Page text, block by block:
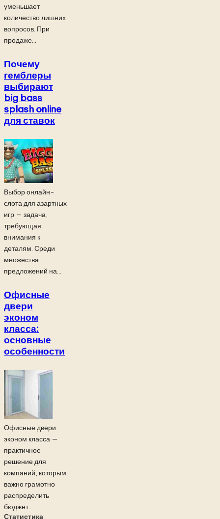
уменьшает
количество лишних
вопросов. При
продаже...
Почему
гемблеры
выбирают
big bass
splash online
для ставок
Выбор онлайн-
слота для азартных
игр — задача,
требующая
внимания к
деталям. Среди
множества
предложений на...
Офисные
двери
эконом
класса:
основные
особенности
Офисные двери
эконом класса —
практичное
решение для
компаний, которым
важно грамотно
распределить
бюджет...
Статистика